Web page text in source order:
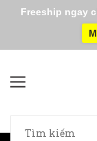
Freeship ngay